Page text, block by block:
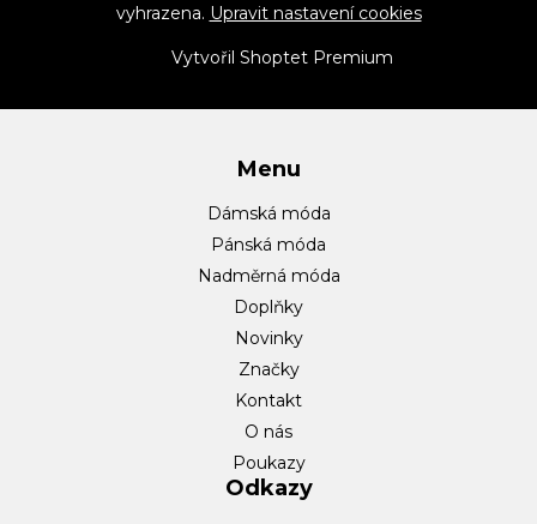
í
Vytvořil Shoptet Premium
vyhrazena. Upravit nastavení cookies
Menu
Dámská móda
Pánská móda
Nadměrná móda
Doplňky
Novinky
Značky
Kontakt
O nás
Poukazy
Odkazy